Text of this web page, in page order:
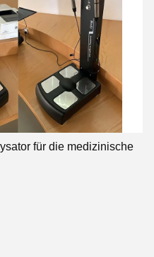
für die medizinische